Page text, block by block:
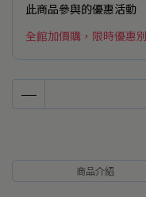
此商品參與的優惠活動
全館加價購，限時優惠
商品介紹